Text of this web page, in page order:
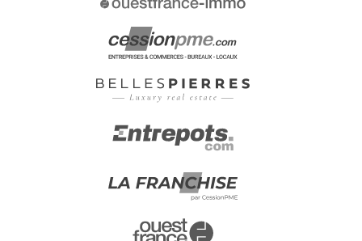
charge du vendeur.
Non soumis au DPE.
Les informations sur les risques
auxquels ce bien est exposé sont
disponibles sur le site Géorisques :
https://www.georisques.gouv.fr